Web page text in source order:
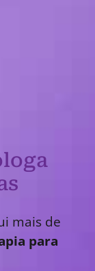
mais de
para